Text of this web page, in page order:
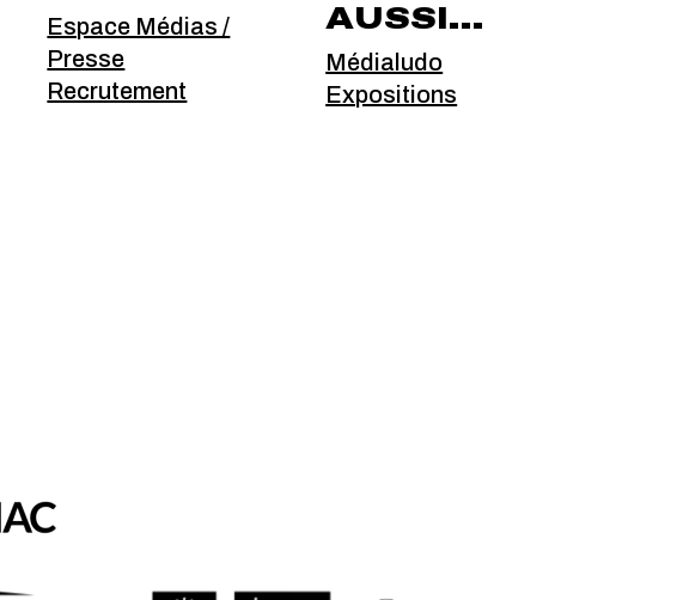
Espace Médias /
Presse
Recrutement
AUSSI...
Médialudo
Expositions